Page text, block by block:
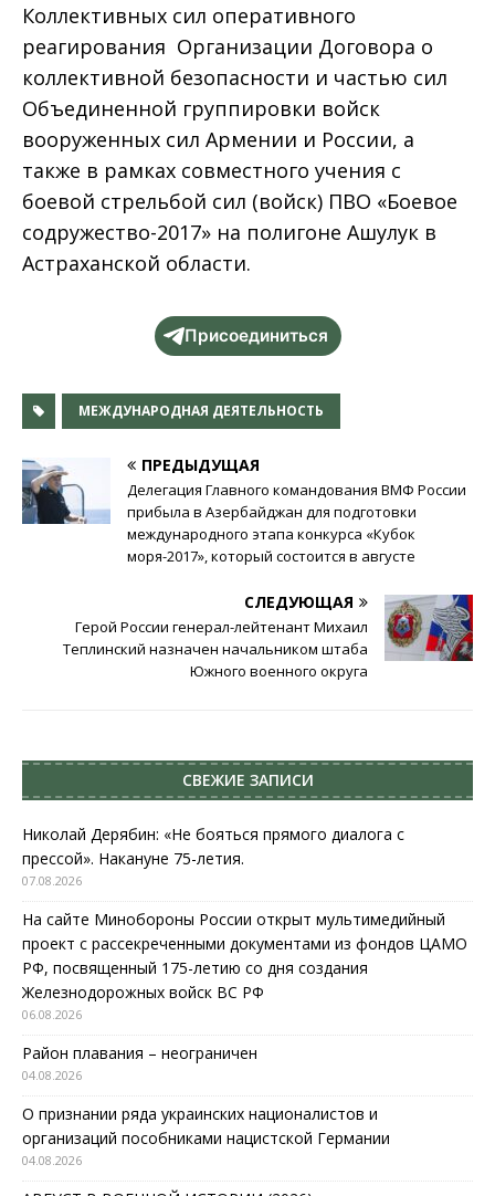
Коллективных сил оперативного
реагирования Организации Договора о
коллективной безопасности и частью сил
Объединенной группировки войск
вооруженных сил Армении и России, а
также в рамках совместного учения с
боевой стрельбой сил (войск) ПВО «Боевое
содружество-2017» на полигоне Ашулук в
Астраханской области.
Присоединиться
МЕЖДУНАРОДНАЯ ДЕЯТЕЛЬНОСТЬ
ПРЕДЫДУЩАЯ
Делегация Главного командования ВМФ России
прибыла в Азербайджан для подготовки
международного этапа конкурса «Кубок
моря-2017», который состоится в августе
СЛЕДУЮЩАЯ
Герой России генерал-лейтенант Михаил
Теплинский назначен начальником штаба
Южного военного округа
СВЕЖИЕ ЗАПИСИ
Николай Дерябин: «Не бояться прямого диалога с
прессой». Накануне 75-летия.
07.08.2026
На сайте Минобороны России открыт мультимедийный
проект с рассекреченными документами из фондов ЦАМО
РФ, посвященный 175-летию со дня создания
Железнодорожных войск ВС РФ
06.08.2026
Район плавания – неограничен
04.08.2026
О признании ряда украинских националистов и
организаций пособниками нацистской Германии
04.08.2026